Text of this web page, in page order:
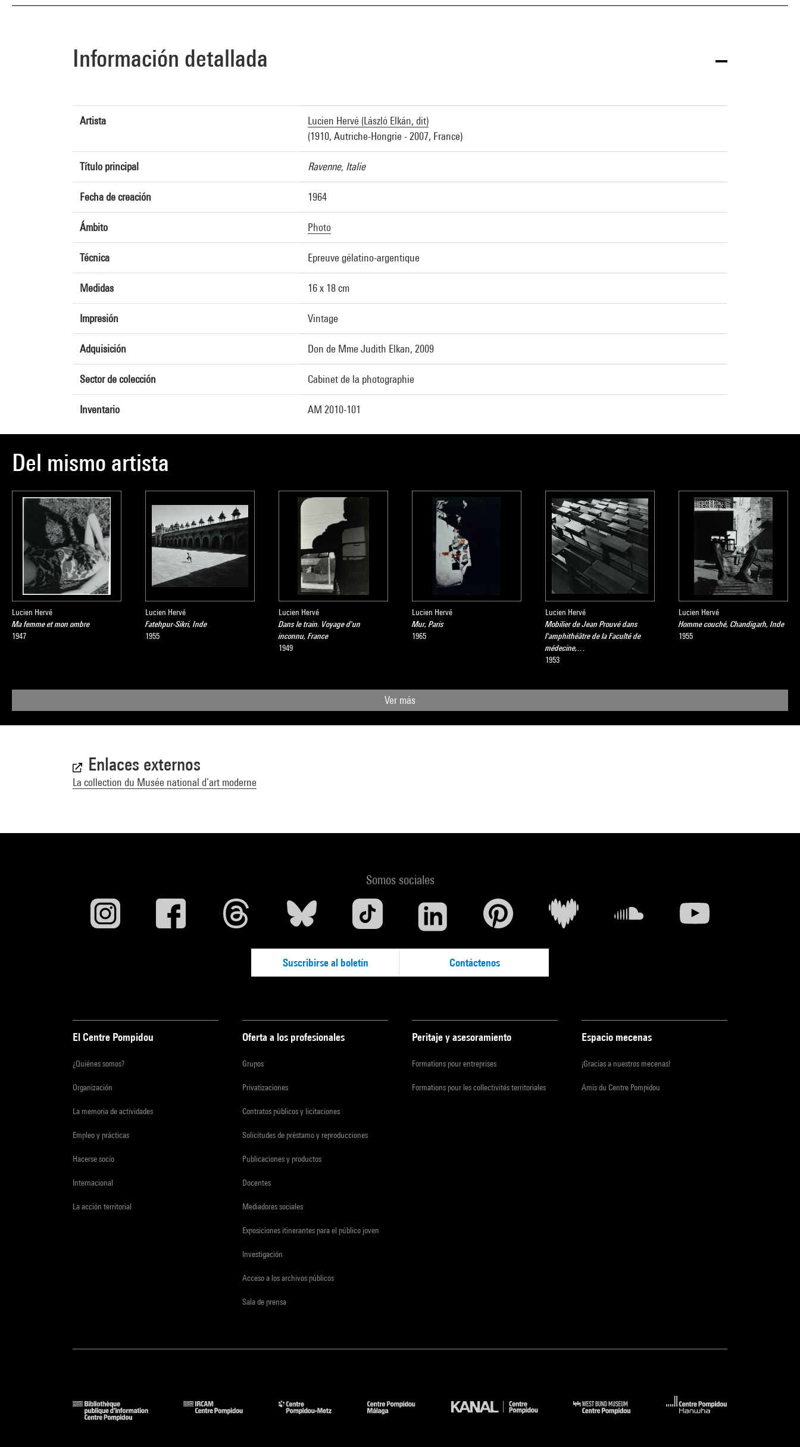
Referencia de la imagen : 4N11065
Información detallada
Artista
Lucien Hervé (László Elkán, dit)
(1910, Autriche-Hongrie - 2007, France)
Título principal Ravenne, Italie
Fecha de creación 1964
Ámbito Photo
Técnica Epreuve gélatino-argentique
Medidas 16 x 18 cm
Impresión Vintage
Adquisición Don de Mme Judith Elkan, 2009
Sector de colección Cabinet de la photographie
Inventario AM 2010-101
Del mismo artista
Lucien Hervé
Ma femme et mon ombre
1947
Lucien Hervé
Fatehpur-Sikri, Inde
1955
Lucien Hervé
Dans le train. Voyage d'un
inconnu, France
1949
Lucien Hervé
Mur, Paris
1965
Lucien Hervé
Mobilier de Jean Prouvé dans
l'amphithéâtre de la Faculté de
médecine,…
1953
Lucien Hervé
Homme couché, Chandigarh, Inde
1955
Ver más
Enlaces externos
La collection du Musée national d’art moderne
Somos sociales
Suscribirse al boletín Contáctenos
El Centre Pompidou
¿Quiénes somos?
Organización
La memoria de actividades
Empleo y prácticas
Hacerse socio
Internacional
La acción territorial
Oferta a los profesionales
Grupos
Privatizaciones
Contratos públicos y licitaciones
Solicitudes de préstamo y reproducciones
Publicaciones y productos
Docentes
Mediadores sociales
Exposiciones itinerantes para el público joven
Investigación
Acceso a los archivos públicos
Sala de prensa
Peritaje y asesoramiento
Formations pour entreprises
Formations pour les collectivités territoriales
Espacio mecenas
¡Gracias a nuestros mecenas!
Amis du Centre Pompidou